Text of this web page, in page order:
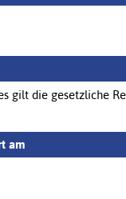
gilt die gesetzliche
am